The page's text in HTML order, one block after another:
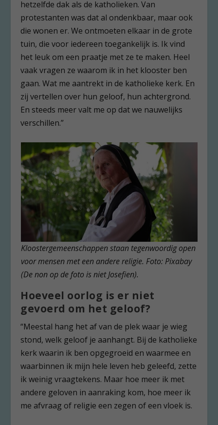
hetzelfde dak als de katholieken. Van
protestanten was dat al ondenkbaar, maar ook
die wonen er. We ontmoeten elkaar in de grote
tuin, die voor iedereen toegankelijk is. Ik vind
het leuk om een praatje met ze te maken. Heel
vaak vragen ze waarom ik in het klooster ben
gaan. Wat me aantrekt in de katholieke kerk. En
zij vertellen over hun geloof, hun achtergrond.
En steeds meer valt me op dat we nauwelijks
verschillen.”
Kloostergemeenschappen staan tegenwoordig open
voor mensen met een andere religie. Foto: Pixabay
(De non op de foto is niet Josefien).
Hoeveel oorlog is er niet
gevoerd om het geloof?
“Meestal hang het af van de plek waar je wieg
stond, welk geloof je aanhangt. Bij de katholieke
kerk waarin ik ben opgegroeid en waarmee en
waarbinnen ik mijn hele leven heb geleefd, zette
ik weinig vraagtekens. Maar hoe meer ik met
andere geloven in aanraking kom, hoe meer ik
me afvraag of religie een zegen of een vloek is.